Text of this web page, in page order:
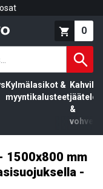
0
Kylmälasikot &
myyntikalusteet
Kahvila,
jäätelö
&
vohvelit
1500x800 mm
-